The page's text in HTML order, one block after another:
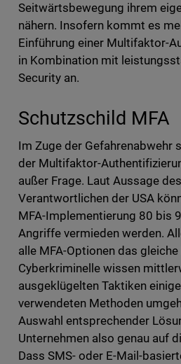
Seitwärtsbewegung ihrem
nähern. Insofern kommt es
Einführung einer Multifaktor-
in Kombination mit
Security an.
Schutzschild MFA
Im Zuge der Gefahrenabwehr
der Multifaktor-
außer Frage. Laut Aussage
Verantwortlichen der USA
MFA-Implementierung 80 bis
Angriffe vermieden werden.
alle MFA-Optionen das
Cyberkriminelle wissen
ausgeklügelten Taktiken
verwendeten Methoden
Auswahl entsprechender
Unternehmen also genau auf
Dass SMS- oder E-Mail-